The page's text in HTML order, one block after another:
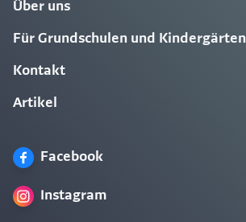
Über uns
Für Grundschulen und Kindergärten
Kontakt
Artikel
Facebook
Instagram